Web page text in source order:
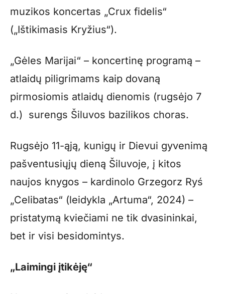
muzikos koncertas „Crux fidelis“
(„Ištikimasis Kryžius“).
„Gėles Marijai“ – koncertinę programą –
atlaidų piligrimams kaip dovaną
pirmosiomis atlaidų dienomis (rugsėjo 7
d.) surengs Šiluvos bazilikos choras.
Rugsėjo 11-ąją, kunigų ir Dievui gyvenimą
pašventusiųjų dieną Šiluvoje, į kitos
naujos knygos – kardinolo Grzegorz Ryś
„Celibatas“ (leidykla „Artuma“, 2024) –
pristatymą kviečiami ne tik dvasininkai,
bet ir visi besidomintys.
„Laimingi įtikėję“